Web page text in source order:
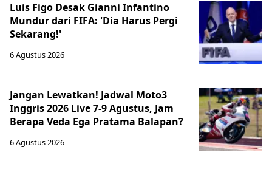
Luis Figo Desak Gianni Infantino
Mundur dari FIFA: 'Dia Harus Pergi
Sekarang!'
6 Agustus 2026
Jangan Lewatkan! Jadwal Moto3
Inggris 2026 Live 7-9 Agustus, Jam
Berapa Veda Ega Pratama Balapan?
6 Agustus 2026